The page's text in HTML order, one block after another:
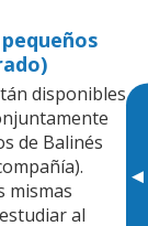
▸
disponibles
de Balinés
mismas
al